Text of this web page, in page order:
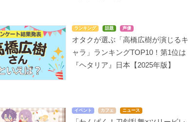
ランキング 話題 声優
オタクが選ぶ「高橋広樹が演じるキ
ャラ」ランキングTOP10！第1位は
『ヘタリア』日本【2025年版】
イベント カフェ ニュース